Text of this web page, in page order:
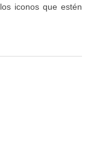
iconos que estén